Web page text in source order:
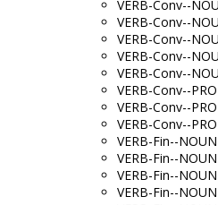
VERB-Conv--
VERB-Conv--
VERB-Conv--
VERB-Conv--
VERB-Conv--
VERB-Conv--
VERB-Conv--
VERB-Conv--
VERB-Fin--
VERB-Fin--
VERB-Fin--
VERB-Fin--